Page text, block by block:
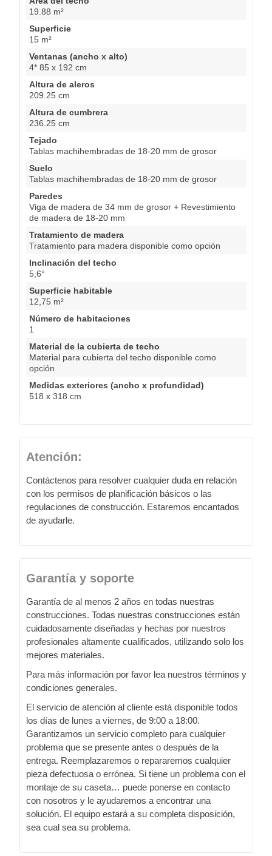
19.88 m²
Superficie
15 m²
Ventanas (ancho x alto)
4* 85 x 192 cm
Altura de aleros
209.25 cm
Altura de cumbrera
236.25 cm
Tejado
Tablas machihembradas de 18-20 mm de grosor
Suelo
Tablas machihembradas de 18-20 mm de grosor
Paredes
Viga de madera de 34 mm de grosor + Revestimiento
de madera de 18-20 mm
Tratamiento de madera
Tratamiento para madera disponible como opción
Inclinación del techo
5,6°
Superficie habitable
12,75 m²
Número de habitaciones
1
Material de la cubierta de techo
Material para cubierta del techo disponible como
opción
Medidas exteriores (ancho x profundidad)
518 x 318 cm
Atención:
Contáctenos para resolver cualquier duda en relación
con los permisos de planificación básicos o las
regulaciones de construcción. Estaremos encantados
de ayudarle.
Garantía y soporte
Garantía de al menos 2 años en todas nuestras
construcciones. Todas nuestras construcciones están
cuidadosamente diseñadas y hechas por nuestros
profesionales altamente cualificados, utilizando solo los
mejores materiales.
Para más información por favor lea nuestros términos y
condiciones generales.
El servicio de atención al cliente está disponible todos
los días de lunes a viernes, de 9:00 a 18:00.
Garantizamos un servicio completo para cualquier
problema que se presente antes o después de la
entrega. Reemplazaremos o repararemos cualquier
pieza defectuosa o errónea. Si tiene un problema con el
montaje de su caseta… puede ponerse en contacto
con nosotros y le ayudaremos a encontrar una
solución. El equipo estará a su completa disposición,
sea cual sea su problema.